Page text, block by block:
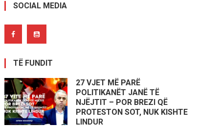
SOCIAL MEDIA
TË FUNDIT
27 VJET MË PARË
POLITIKANËT JANË TË
NJËJTIT – POR BREZI QË
PROTESTON SOT, NUK KISHTE
LINDUR